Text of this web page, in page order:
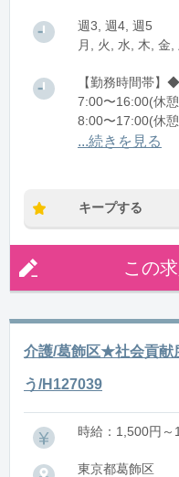
週3, 週4, 週5
月, 火, 水, 木, 金,
【勤務時間帯】
7:00〜16:00(休
8:00〜17:00(休
12:00〜21:00(休
...続きを見る
キープする
この
介護/葛飾区★社会貢献
う/H127039
時給：1,500円～
東京都葛飾区